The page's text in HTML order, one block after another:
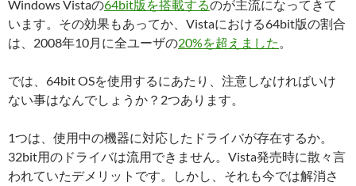
Windows Vistaの64bit版を搭載するのが主流になってきて
います。その効果もあってか、Vistaにおける64bit版の割合
は、2008年10月に全ユーザの20%を超えました 。
では、64bit OSを使用するにあたり、注意しなければいけ
ない事はなんでしょうか？2つあります。
1つは、使用中の機器に対応したドライバが存在するか。
32bit用のドライバは流用できません。Vista発売時に散々言
われていたデメリットです。しかし、それも今では解消さ